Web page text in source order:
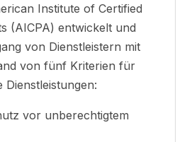
Institute of Certified
(AICPA) entwickelt und
von Dienstleistern mit
von fünf Kriterien für
:
vor unberechtigtem